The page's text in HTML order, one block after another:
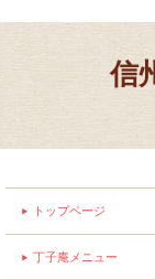
信
トップページ
丁子庵メニュー